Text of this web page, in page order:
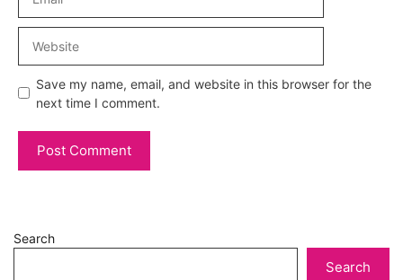
Save my name, email, and website in this browser for the
next time I comment.
Search
Search